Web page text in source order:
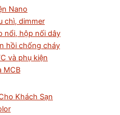
Nano
chì, dimmer
nổi, hộp nối dây
hồi chống cháy
và phụ kiện
MCB
Khách Sạn